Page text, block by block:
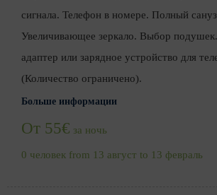
сигнала. Телефон в номере. Полный
Увеличивающее зеркало. Выбор
адаптер или зарядное устройство для
(Количество ограничено).
Больше информации
От 55€ за ночь
0 человек from 13 август to 13 февраль